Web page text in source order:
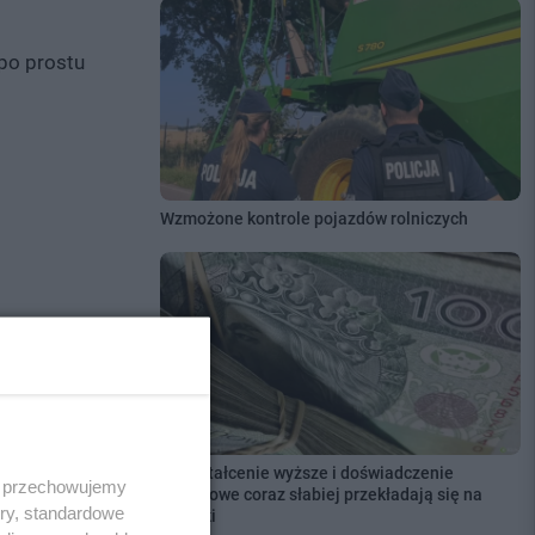
prostu
Wzmożone kontrole pojazdów rolniczych
Wykształcenie wyższe i doświadczenie
zawodowe coraz słabiej przekładają się na
zarobki
standardowe